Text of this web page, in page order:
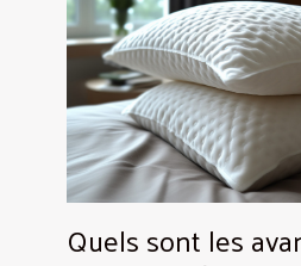
Quels sont les